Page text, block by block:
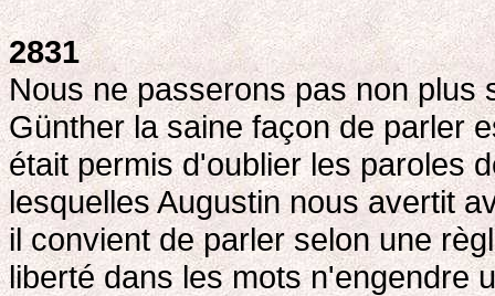
2831
Nous ne passerons pas non plus
Günther la saine façon de parler
était permis d'oublier les paroles
lesquelles Augustin nous avertit
il convient de parler selon une
liberté dans les mots n'engendre